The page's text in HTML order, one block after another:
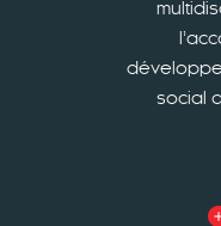
social